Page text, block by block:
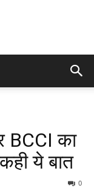
BCCI का
ये बात
0